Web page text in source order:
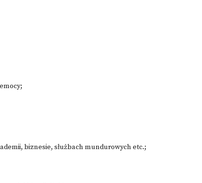
biznesie, służbach mundurowych etc.;